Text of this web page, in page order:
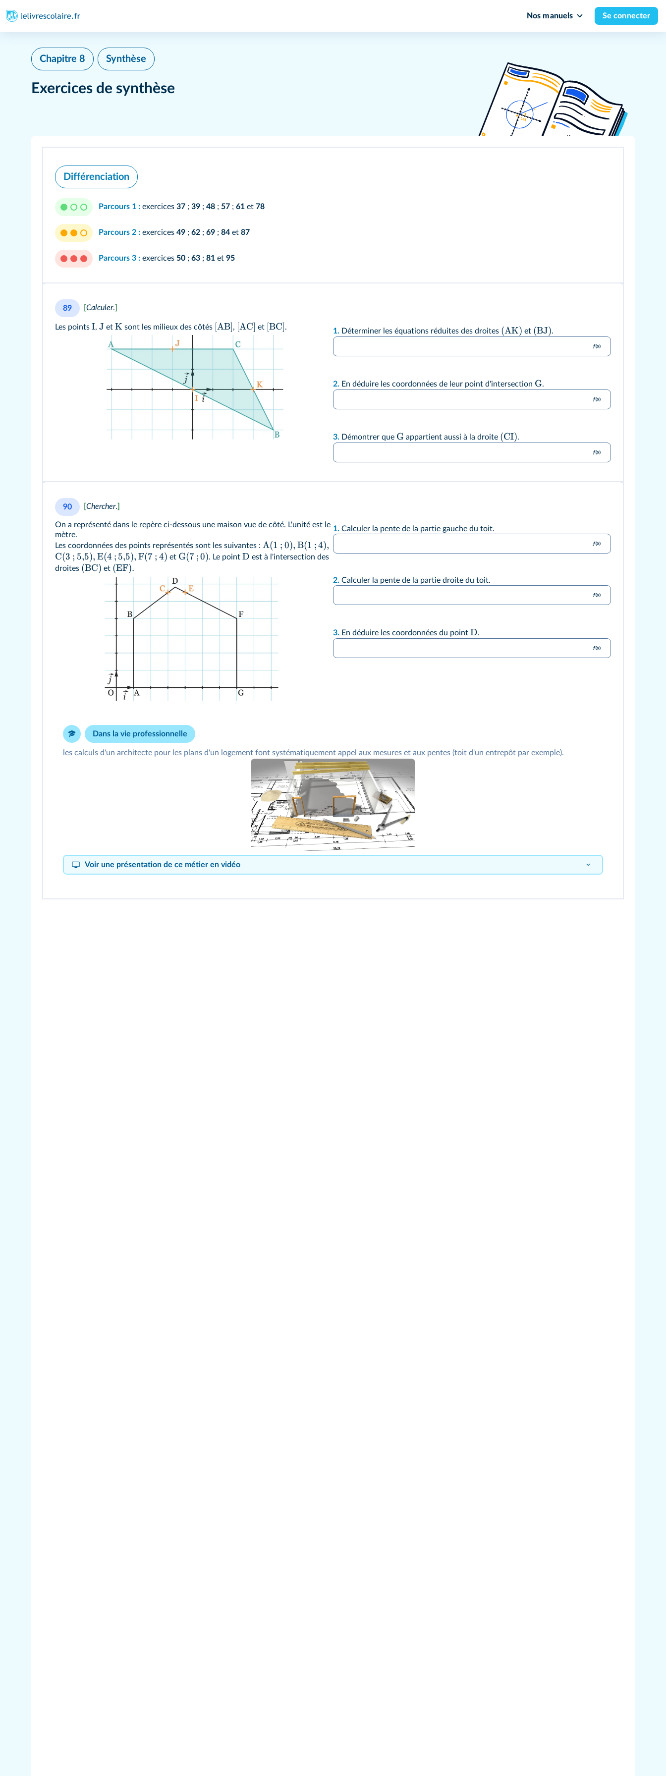
Nos manuels Se connecter
Chapitre 8 Synthèse
Exercices de synthèse
Différenciation
Parcours 1 : exercices 37 ; 39 ; 48 ; 57 ; 61 et 78
Parcours 2 : exercices 49 ; 62 ; 69 ; 84 et 87
Parcours 3 : exercices 50 ; 63 ; 81 et 95
89 Calculer.
Les points I, J et K sont les milieux des côtés [AB], [AC] et [BC]. 1. Déterminer les équations réduites des droites (AK) et (BJ).
2. En déduire les coordonnées de leur point d'intersection G.
3. Démontrer que G appartient aussi à la droite (CI).
90 Chercher.
On a représenté dans le repère ci-dessous une maison vue de côté. L'unité est le
mètre.
Les coordonnées des points représentés sont les suivantes : A(1 ; 0), B(1 ;4),
C(3 ; 5,5), E(4 ; 5,5), F(7 ; 4) et G(7 ;0). Le point D est à l'intersection des
droites (BC) et (EF).
1. Calculer la pente de la partie gauche du toit.
2. Calculer la pente de la partie droite du toit.
3. En déduire les coordonnées du point D.
Dans la vie professionnelle
les calculs d'un architecte pour les plans d'un logement font systématiquement appel aux mesures et aux pentes (toit d'un entrepôt par exemple).
Voir une présentation de ce métier en vidéo